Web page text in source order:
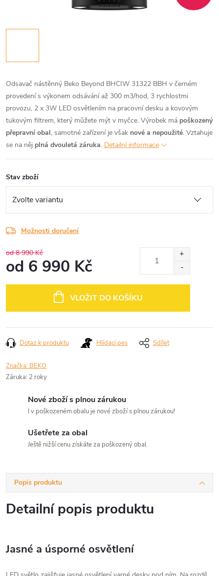
Odsavač nástěnný Beko Beyond BHCIW 31322 BBH v černém
provedení s výkonem odsávání až 300 m3/hod, 3 rychlostmi
provozu, 2 x 3W LED osvětlením na pracovní desku a kovovým
tukovým filtrem, který můžete mýt v myčce. Výrobek má poškozený
přepravní obal, samotné zařízení je však nové a nepoužité. Vztahuje
se na něj plná dvouletá záruka. Detailní informace
Stav zboží
Možnosti doručení
od 8 990 Kč
od 6 990 Kč
VLOŽIT DO KOŠÍKU
Dotaz k produktu Hlídací pes Sdílet
Značka: BEKO
Záruka: 2 roky
Nové zboží s plnou zárukou
I v poškozeném obalu je nové zboží s plnou zárukou!
Ušetřete za obal
Ještě nižší cenu získáte za poškozený obal.
Popis produktu
Detailní popis produktu
Jasné a úsporné osvětlení